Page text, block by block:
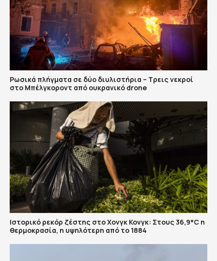
Ρωσικά πλήγματα σε δύο διυλιστήρια – Τρεις νεκροί
στο Μπέλγκοροντ από ουκρανικό drone
Ιστορικό ρεκόρ ζέστης στο Χονγκ Κονγκ: Στους 36,9°C η
θερμοκρασία, η υψηλότερη από το 1884